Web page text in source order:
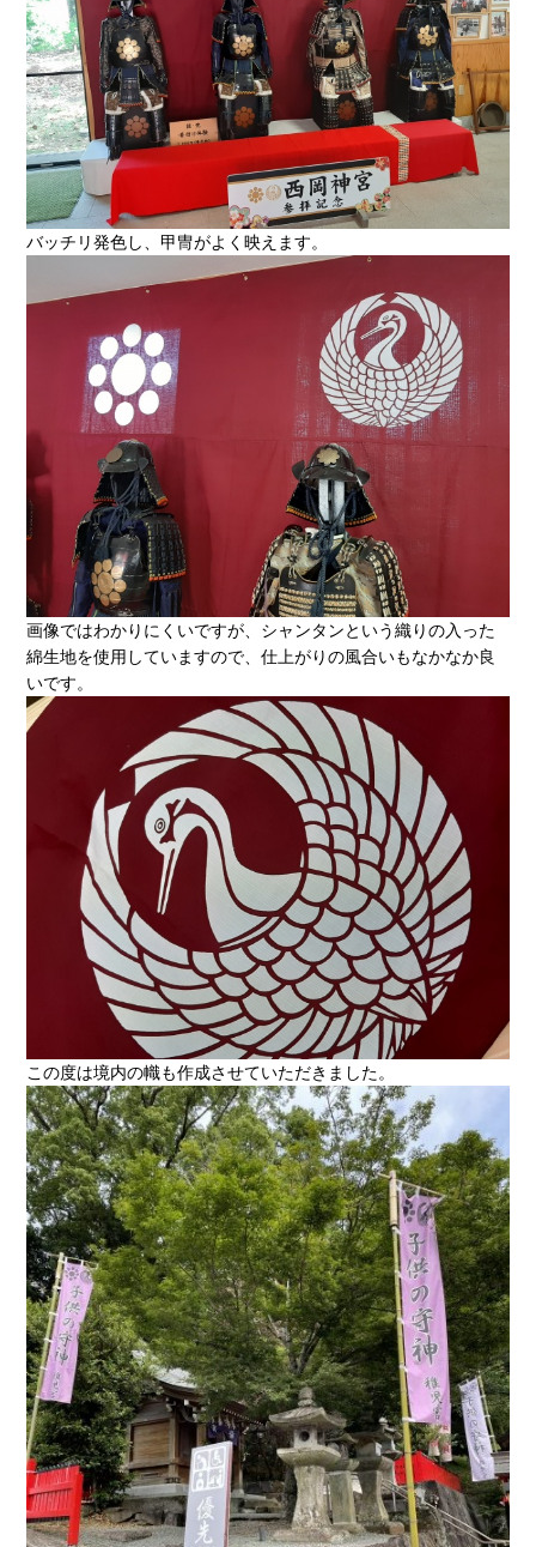
バッチリ発色し、甲冑がよく映えます。
画像ではわかりにくいですが、シャンタンという織りの入った
綿生地を使用していますので、仕上がりの風合いもなかなか良
いです。
この度は境内の幟も作成させていただきました。